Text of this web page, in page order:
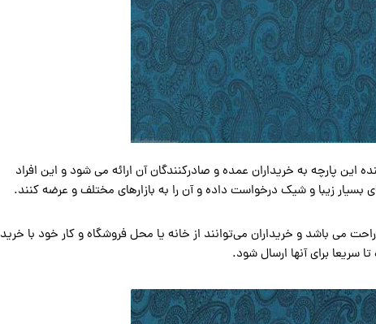
پارچه به خریداران عمده و صادرکنندگان آن ارائه می شود و این افراد
بسیار زیبا و شیک درخواست داده و آن را به بازارهای مختلف و عرضه کنند.
می باشد و خریداران می‌توانند از خانه یا محل فروشگاه و کار خود با خرید
سریعا برای آنها ارسال شود.